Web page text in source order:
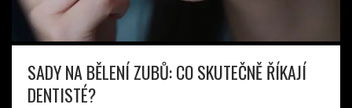
SADY NA BĚLENÍ ZUBŮ: CO SKUTEČNĚ ŘÍKAJÍ
DENTISTÉ?